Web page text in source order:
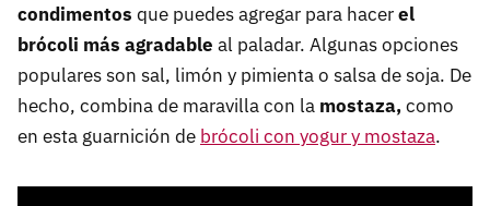
condimentos que puedes agregar para hacerel
brócoli más agradable al paladar. Algunas opciones
populares son sal, limón y pimienta o salsa de soja. De
hecho, combina de maravilla con la mostaza,como
en esta guarnición de brócoli con yogur y mostaza.